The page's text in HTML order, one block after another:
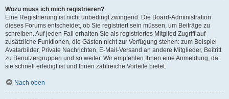
Wozu muss ich mich registrieren?
Eine Registrierung ist nicht unbedingt zwingend. Die Board-Administration
dieses Forums entscheidet, ob Sie registriert sein müssen, um Beiträge zu
schreiben. Auf jeden Fall erhalten Sie als registriertes Mitglied Zugriff auf
zusätzliche Funktionen, die Gästen nicht zur Verfügung stehen: zum Beispiel
Avatarbilder, Private Nachrichten, E-Mail-Versand an andere Mitglieder, Beitritt
zu Benutzergruppen und so weiter. Wir empfehlen Ihnen eine Anmeldung, da
sie schnell erledigt ist und Ihnen zahlreiche Vorteile bietet.
Nach oben